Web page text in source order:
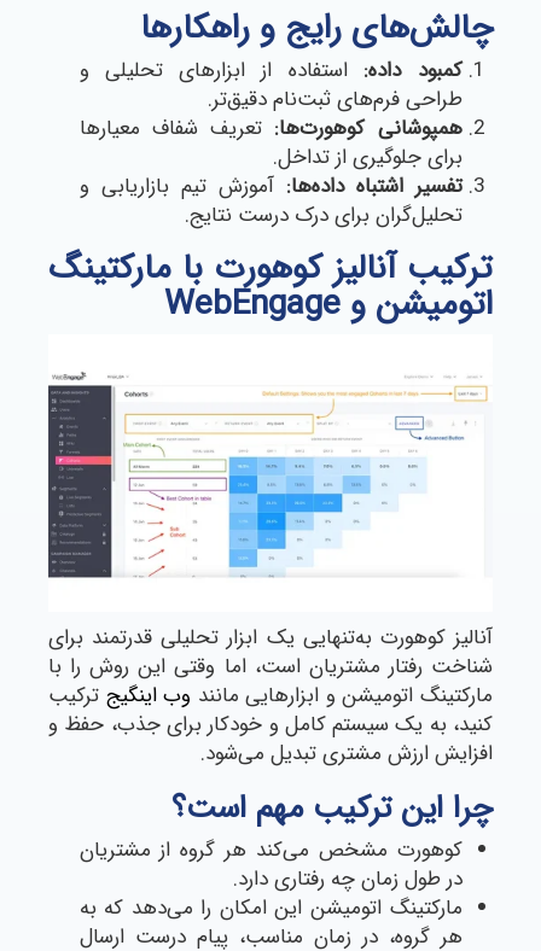
چالش‌های رایج و راهکارها
کمبود داده: استفاده از ابزارهای تحلیلی و
طراحی فرم‌های ثبت‌نام دقیق‌تر.
همپوشانی کوهورت‌ها: تعریف شفاف معیارها
برای جلوگیری از تداخل.
تفسیر اشتباه داده‌ها: آموزش تیم بازاریابی و
تحلیل‌گران برای درک درست نتایج.
ترکیب آنالیز کوهورت با مارکتینگ
اتومیشن و WebEngage
آنالیز کوهورت به‌تنهایی یک ابزار تحلیلی قدرتمند برای
شناخت رفتار مشتریان است، اما وقتی این روش را با
مارکتینگ اتومیشن و ابزارهایی مانند وب اینگیج ترکیب
کنید، به یک سیستم کامل و خودکار برای جذب، حفظ و
افزایش ارزش مشتری تبدیل می‌شود.
چرا این ترکیب مهم است؟
کوهورت مشخص می‌کند هر گروه از مشتریان
در طول زمان چه رفتاری دارد.
مارکتینگ اتومیشن این امکان را می‌دهد که به
هر گروه، در زمان مناسب، پیام درست ارسال